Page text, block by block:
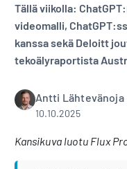
Tällä viikolla:
videomalli,
kanssa sekä Deloitt
tekoälyraportista
Antti Lähtevänoja
10.10.2025
Kansikuva luotu Flux